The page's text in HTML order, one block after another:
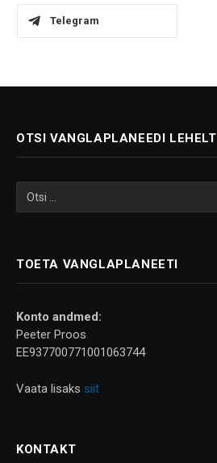
Telegram
OTSI VANGLAPLANEEDI LEHELT
TOETA VANGLAPLANEETI
Konto andmed:
Peeter Proos
EE937700771001063744
Vaata lisaks siit
KONTAKT